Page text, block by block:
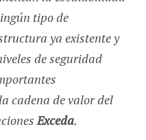
tipo de
ya existente y
de seguridad
cadena de valor del
Exceda